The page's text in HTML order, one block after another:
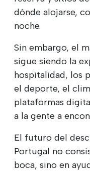
dónde alojarse,
noche.
Sin embargo, el
sigue siendo la
hospitalidad, los
el deporte, el
plataformas
a la gente a
El futuro del
Portugal no
boca, sino en